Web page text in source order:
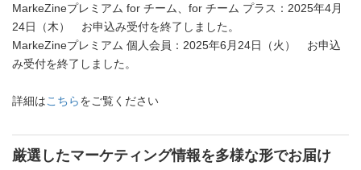
MarkeZineプレミアム for チーム、for チーム プラス：2025年4月
24日（木） お申込み受付を終了しました。
MarkeZineプレミアム 個人会員：2025年6月24日（火） お申込
み受付を終了しました。
詳細はこちらをご覧ください
厳選したマーケティング情報を多様な形でお届け